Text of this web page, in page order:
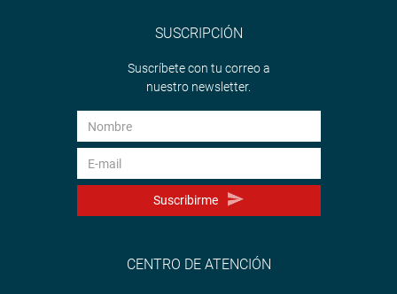
SUSCRIPCIÓN
Suscríbete con tu correo a
nuestro newsletter.
Suscribirme
CENTRO DE ATENCIÓN